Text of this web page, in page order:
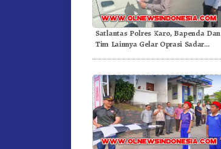
Satlantas Polres Karo, Bapenda Dan
Tim Lainnya Gelar Oprasi Sadar